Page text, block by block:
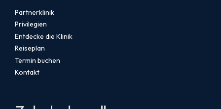
Partnerklinik
Privilegien
Entdecke die Klinik
Reiseplan
Termin buchen
Kontakt